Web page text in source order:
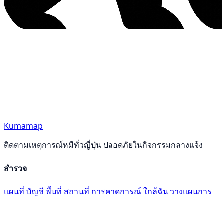
Kumamap
ติดตามเหตุการณ์หมีทั่วญี่ปุ่น ปลอดภัยในกิจกรรมกลางแจ้ง
สำรวจ
แผนที่ บัญชี พื้นที่ สถานที่ การคาดการณ์ใกล้ฉัน วางแผนการ